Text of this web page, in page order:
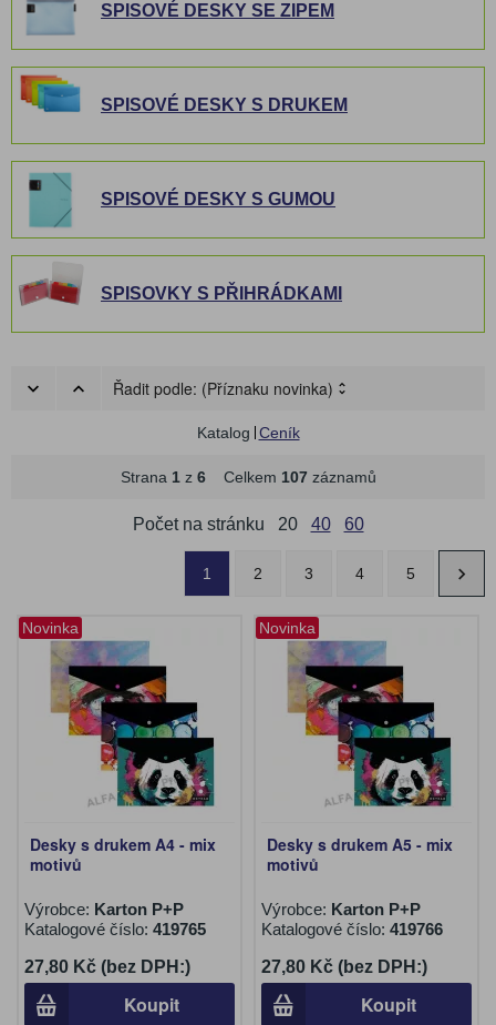
SPISOVÉ DESKY SE ZIPEM
SPISOVÉ DESKY S DRUKEM
SPISOVÉ DESKY S GUMOU
SPISOVKY S PŘIHRÁDKAMI
Řadit podle: (Příznaku novinka)
Katalog Ceník
Strana 1z 6Celkem 107záznamů
Počet na stránku 20 40 60
1 2 3 4 5
Novinka
Desky s drukem A4 - mix
motivů
Výrobce: Karton P+P
Katalogové číslo: 419765
27,80 Kč (bez DPH:)
Koupit
Novinka
Desky s drukem A5 - mix
motivů
Výrobce: Karton P+P
Katalogové číslo: 419766
27,80 Kč (bez DPH:)
Koupit